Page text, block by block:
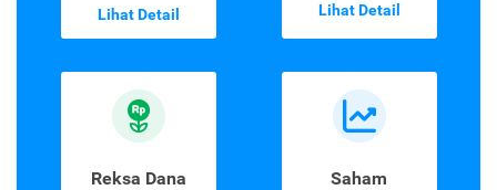
Lihat Detail Lihat Detail
Reksa Dana Saham